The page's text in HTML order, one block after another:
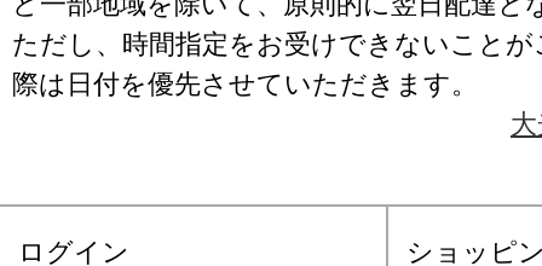
ただし、時間指定をお受けできないこと
際は日付を優先させていただきます。
ログイン ショッピ